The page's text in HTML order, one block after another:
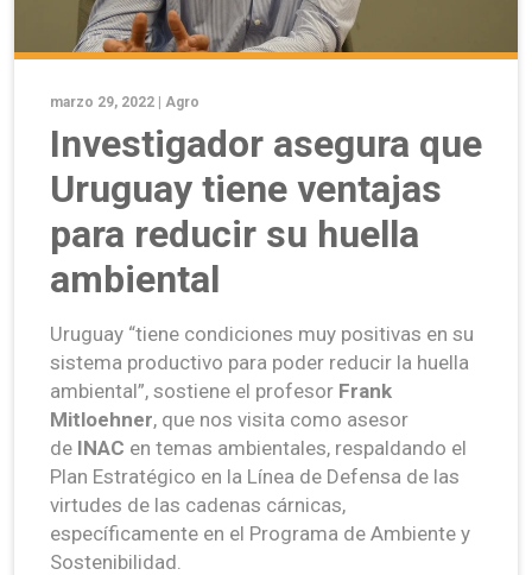
marzo 29, 2022 | Agro
Investigador asegura que
Uruguay tiene ventajas
para reducir su huella
ambiental
Uruguay “tiene condiciones muy positivas en su
sistema productivo para poder reducir la huella
ambiental”, sostiene el profesor Frank
Mitloehner, que nos visita como asesor
de INAC en temas ambientales, respaldando el
Plan Estratégico en la Línea de Defensa de las
virtudes de las cadenas cárnicas,
específicamente en el Programa de Ambiente y
Sostenibilidad.